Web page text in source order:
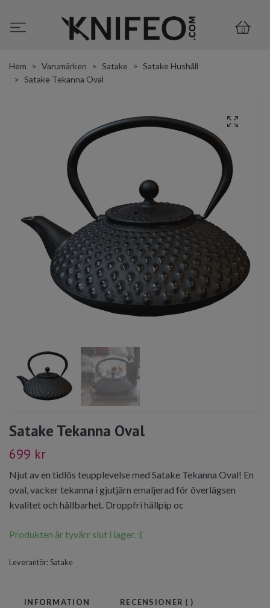
0
Hem Varumärken Satake
Satake Hushåll
Satake Tekanna Oval
Satake Tekanna Oval
699 kr
Njut av en tidlös teupplevelse med Satake Tekanna Oval! En
oval, vacker tekanna i gjutjärn emaljerad för överlägsen
kvalitet och hållbarhet. Droppfri hällpip oc
Produkten är tyvärr slut i lager. :(
Leverantör:Satake
INFORMATION RECENSIONER ( )